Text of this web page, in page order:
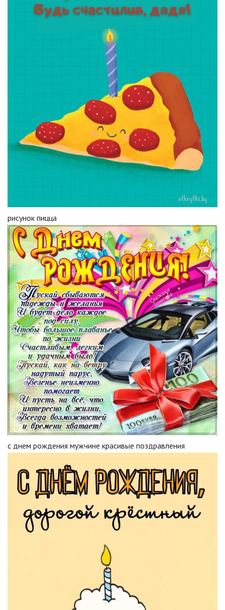
рисунок пицца
с днем рождения мужчине красивые поздравления